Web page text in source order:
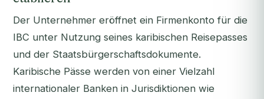
Der Unternehmer eröffnet ein Firmenkonto für die
IBC unter Nutzung seines karibischen Reisepasses
und der Staatsbürgerschaftsdokumente.
Karibische Pässe werden von einer Vielzahl
internationaler Banken in Jurisdiktionen wie